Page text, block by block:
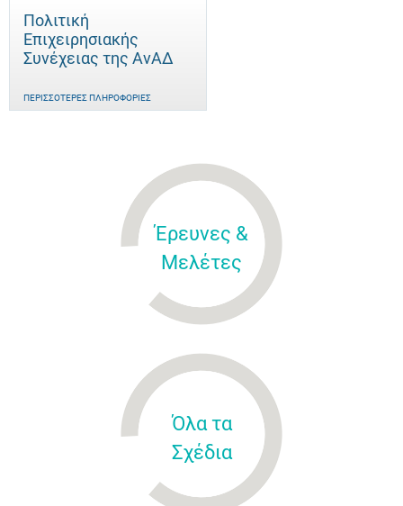
Πολιτική
Επιχειρησιακής
Συνέχειας της ΑνΑΔ
ΠΕΡΙΣΣΌΤΕΡΕΣ ΠΛΗΡΟΦΟΡΊΕΣ
Έρευνες &
Μελέτες
Όλα τα
Σχέδια